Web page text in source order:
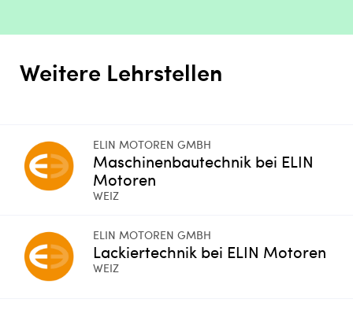
Weitere Lehrstellen
ELIN MOTOREN GMBH
Maschinenbautechnik bei ELIN
Motoren
WEIZ
ELIN MOTOREN GMBH
Lackiertechnik bei ELIN Motoren
WEIZ